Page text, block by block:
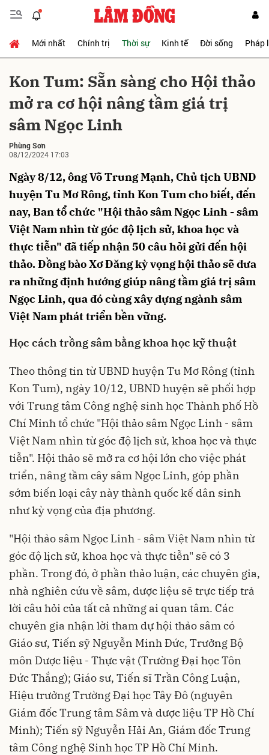
Mới nhất Chính trị Thời sự Kinh tế Đời sống Pháp
Kon Tum: Sẵn sàng cho Hội thảo
mở ra cơ hội nâng tầm giá trị
sâm Ngọc Linh
Phùng Sơn
08/12/2024 17:03
Ngày 8/12, ông Võ Trung Mạnh, Chủ tịch UBND
huyện Tu Mơ Rông, tỉnh Kon Tum cho biết, đến
nay, Ban tổ chức "Hội thảo sâm Ngọc Linh - sâm
Việt Nam nhìn từ góc độ lịch sử, khoa học và
thực tiễn" đã tiếp nhận 50 câu hỏi gửi đến hội
thảo. Đồng bào Xơ Đăng kỳ vọng hội thảo sẽ đưa
ra những định hướng giúp nâng tầm giá trị sâm
Ngọc Linh, qua đó cùng xây dựng ngành sâm
Việt Nam phát triển bền vững.
Học cách trồng sâm bằng khoa học kỹ thuật
Theo thông tin từ UBND huyện Tu Mơ Rông (tỉnh
Kon Tum), ngày 10/12, UBND huyện sẽ phối hợp
với Trung tâm Công nghệ sinh học Thành phố Hồ
Chí Minh tổ chức "Hội thảo sâm Ngọc Linh - sâm
Việt Nam nhìn từ góc độ lịch sử, khoa học và thực
tiễn". Hội thảo sẽ mở ra cơ hội lớn cho việc phát
triển, nâng tầm cây sâm Ngọc Linh, góp phần
sớm biến loại cây này thành quốc kế dân sinh
như kỳ vọng của địa phương.
"Hội thảo sâm Ngọc Linh - sâm Việt Nam nhìn từ
góc độ lịch sử, khoa học và thực tiễn" sẽ có 3
phần. Trong đó, ở phần thảo luận, các chuyên gia,
nhà nghiên cứu về sâm, dược liệu sẽ trực tiếp trả
lời câu hỏi của tất cả những ai quan tâm. Các
chuyên gia nhận lời tham dự hội thảo sâm có
Giáo sư, Tiến sỹ Nguyễn Minh Đức, Trưởng Bộ
môn Dược liệu - Thực vật (Trường Đại học Tôn
Đức Thắng); Giáo sư, Tiến sĩ Trần Công Luận,
Hiệu trưởng Trường Đại học Tây Đô (nguyên
Giám đốc Trung tâm Sâm và dược liệu TP Hồ Chí
Minh); Tiến sỹ Nguyễn Hải An, Giám đốc Trung
tâm Công nghệ Sinh học TP Hồ Chí Minh.
Gửi bình luận
Hủy Gửi